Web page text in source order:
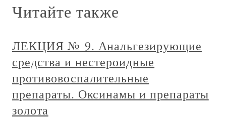
Читайте также
ЛЕКЦИЯ № 9. Анальгезирующие
средства и нестероидные
противовоспалительные
препараты. Оксинамы и препараты
золота